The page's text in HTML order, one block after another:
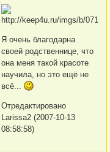
Я очень благодарна
своей родственнице, что
она меня такой красоте
научила, но это ещё не
всё...
Отредактировано
Larissa2 (2007-10-13
08:58:58)